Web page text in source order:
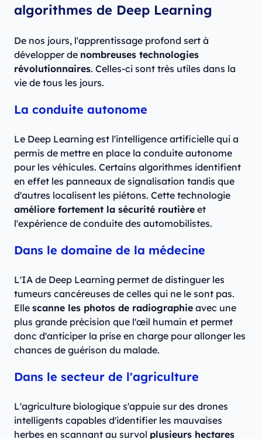
algorithmes de Deep Learning
De nos jours, l'apprentissage profond sert à
développer de nombreuses technologies
révolutionnaires. Celles-ci sont très utiles dans la
vie de tous les jours.
La conduite autonome
Le Deep Learning est l'intelligence artificielle qui a
permis de mettre en place la conduite autonome
pour les véhicules. Certains algorithmes identifient
en effet les panneaux de signalisation tandis que
d'autres localisent les piétons. Cette technologie
améliore fortement la sécurité routière et
l'expérience de conduite des automobilistes.
Dans le domaine de la médecine
L'IA de Deep Learning permet de distinguer les
tumeurs cancéreuses de celles qui ne le sont pas.
Elle scanne les photos de radiographie avec une
plus grande précision que l'œil humain et permet
donc d'anticiper la prise en charge pour allonger les
chances de guérison du malade.
Dans le secteur de l'agriculture
L'agriculture biologique s'appuie sur des drones
intelligents capables d'identifier les mauvaises
herbes en scannant au survol plusieurs hectares